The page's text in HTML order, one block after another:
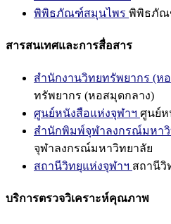
พิพิธภัณฑ์สมุนไพร พิพิธภัณ
สารสนเทศและการสื่อสาร
สำนักงานวิทยทรัพยากร (ห
ทรัพยากร (หอสมุดกลาง)
ศูนย์หนังสือแห่งจุฬาฯ ศูนย์ห
สำนักพิมพ์จุฬาลงกรณ์มหาวิ
จุฬาลงกรณ์มหาวิทยาลัย
สถานีวิทยุแห่งจุฬาฯ สถานีวิ
บริการตรวจวิเคราะห์คุณภาพ